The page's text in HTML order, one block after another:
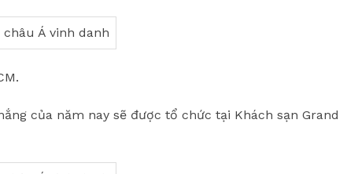
của năm nay sẽ được tổ chức tại Khách sạn Grand